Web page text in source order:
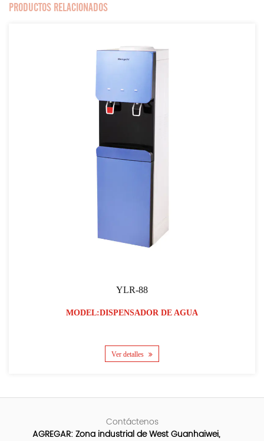
PRODUCTOS RELACIONADOS
YLR-88
MODEL:DISPENSADOR DE AGUA
Ver detalles
Contáctenos
AGREGAR: Zona industrial de West Guanhaiwei,